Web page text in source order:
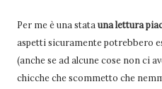
Per me è una stata una lettura
aspetti sicuramente potrebbero
(anche se ad alcune cose non ci
chicche che scommetto che